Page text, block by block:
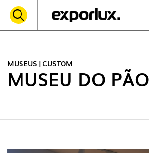
MUSEUS | CUSTOM
MUSEU DO PÃO